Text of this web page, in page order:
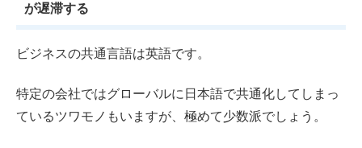
が遅滞する
ビジネスの共通言語は英語です。
特定の会社ではグローバルに日本語で共通化してしまっ
ているツワモノもいますが、極めて少数派でしょう。